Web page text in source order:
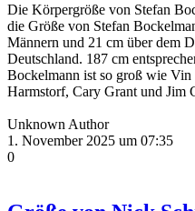
Die Körpergröße von Stefan
die Größe von Stefan
Männern und 21 cm über dem
Deutschland. 187 cm
Bockelmann ist so groß wie
Harmstorf, Cary Grant und Jim
Unknown Author
1. November 2025 um 07:35
0